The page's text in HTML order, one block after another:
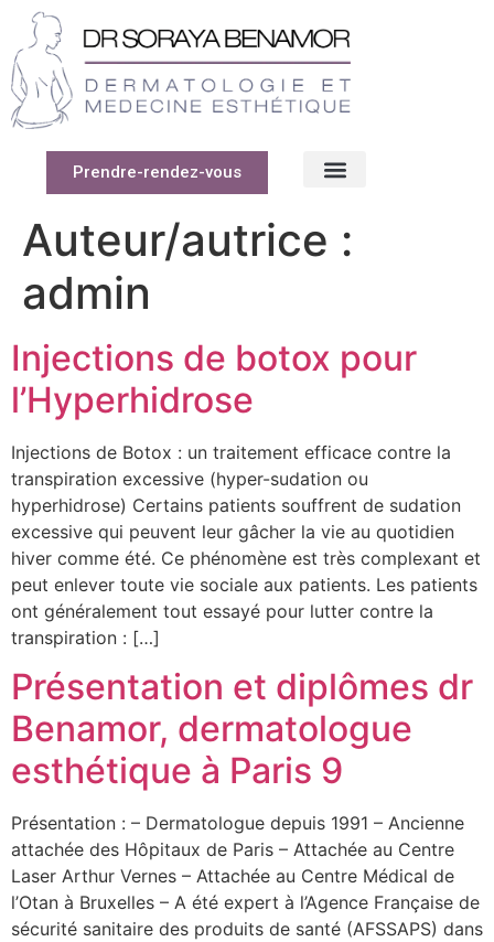
Prendre-rendez-vous
Auteur/autrice :
admin
Injections de botox pour
l’Hyperhidrose
Injections de Botox : un traitement efficace contre la
transpiration excessive (hyper-sudation ou
hyperhidrose) Certains patients souffrent de sudation
excessive qui peuvent leur gâcher la vie au quotidien
hiver comme été. Ce phénomène est très complexant et
peut enlever toute vie sociale aux patients. Les patients
ont généralement tout essayé pour lutter contre la
transpiration : […]
Présentation et diplômes dr
Benamor, dermatologue
esthétique à Paris 9
Présentation : – Dermatologue depuis 1991 – Ancienne
attachée des Hôpitaux de Paris – Attachée au Centre
Laser Arthur Vernes – Attachée au Centre Médical de
l’Otan à Bruxelles – A été expert à l’Agence Française de
sécurité sanitaire des produits de santé (AFSSAPS) dans